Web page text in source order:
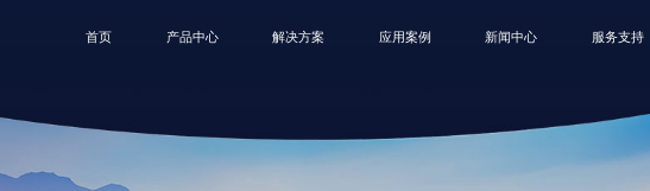
首页 产品中心
COB 一体机
解决方案 应用案例 新闻中心 服务支持
服务支持
下载中心